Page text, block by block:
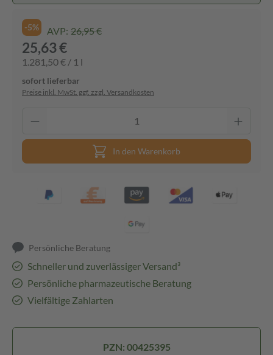
-5% AVP: 26,95 €
25,63 €
1.281,50 € / 1 l
sofort lieferbar
Preise inkl. MwSt. ggf. zzgl. Versandkosten
In den Warenkorb
Persönliche Beratung
Schneller und zuverlässiger Versand³
Persönliche pharmazeutische Beratung
Vielfältige Zahlarten
PZN: 00425395